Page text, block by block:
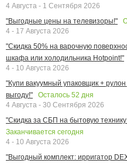
4 Августа - 1 Сентября 2026
"Выгодные цены на телевизоры!"
4 - 17 Августа 2026
"Скидка 50% на варочную
шкафа или холодильника Hotpoint!"
4 - 10 Августа 2026
"Купи вакуумный упаковщик +
выгоду!"
Осталось 52 дня
4 Августа - 30 Сентября 2026
"Скидка за СБП на бытовую
Заканчивается сегодня
4 - 10 Августа 2026
"Выгодный комплект: ирригатор